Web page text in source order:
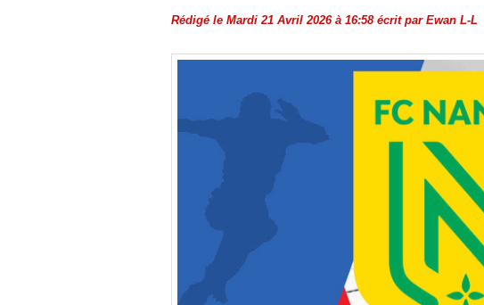
Rédigé le Mardi 21 Avril 2026 à 16:58 écrit par Ewan L-L